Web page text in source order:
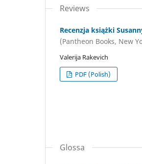
Reviews
Recenzja książki
(Pantheon Books, New
Valerija Rakevich
PDF (Polish)
Glossa